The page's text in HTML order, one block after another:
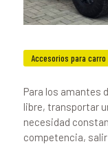
Accesorios para carro
Para los amantes
libre, transportar
necesidad
competencia,